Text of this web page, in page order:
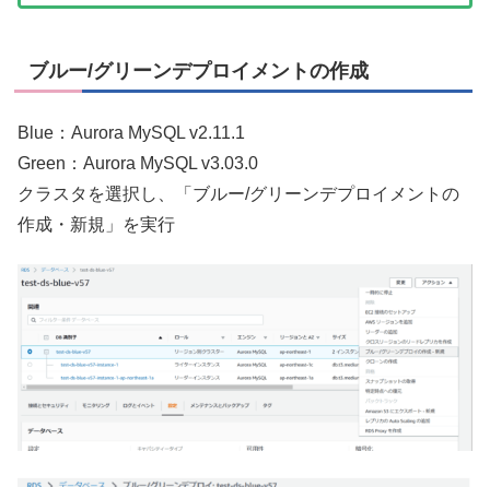
ブルー/グリーンデプロイメントの作成
Blue：Aurora MySQL v2.11.1
Green：Aurora MySQL v3.03.0
クラスタを選択し、「ブルー/グリーンデプロイメントの
作成・新規」を実行